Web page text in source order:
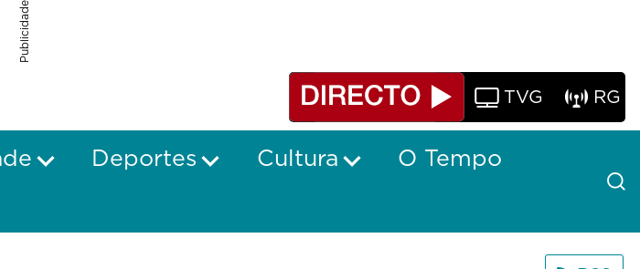
Publicidade
TVG RG
Deportes Cultura
O Tempo